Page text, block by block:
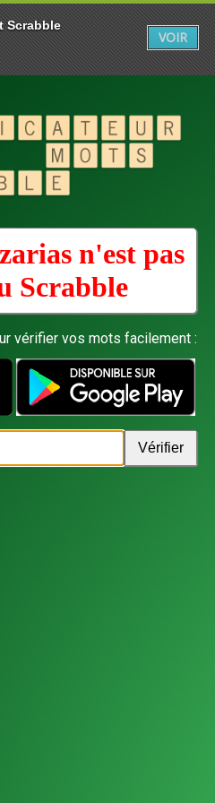
n'est pas
Scrabble
vérifier vos mots facilement :
Scrabble
VOIR